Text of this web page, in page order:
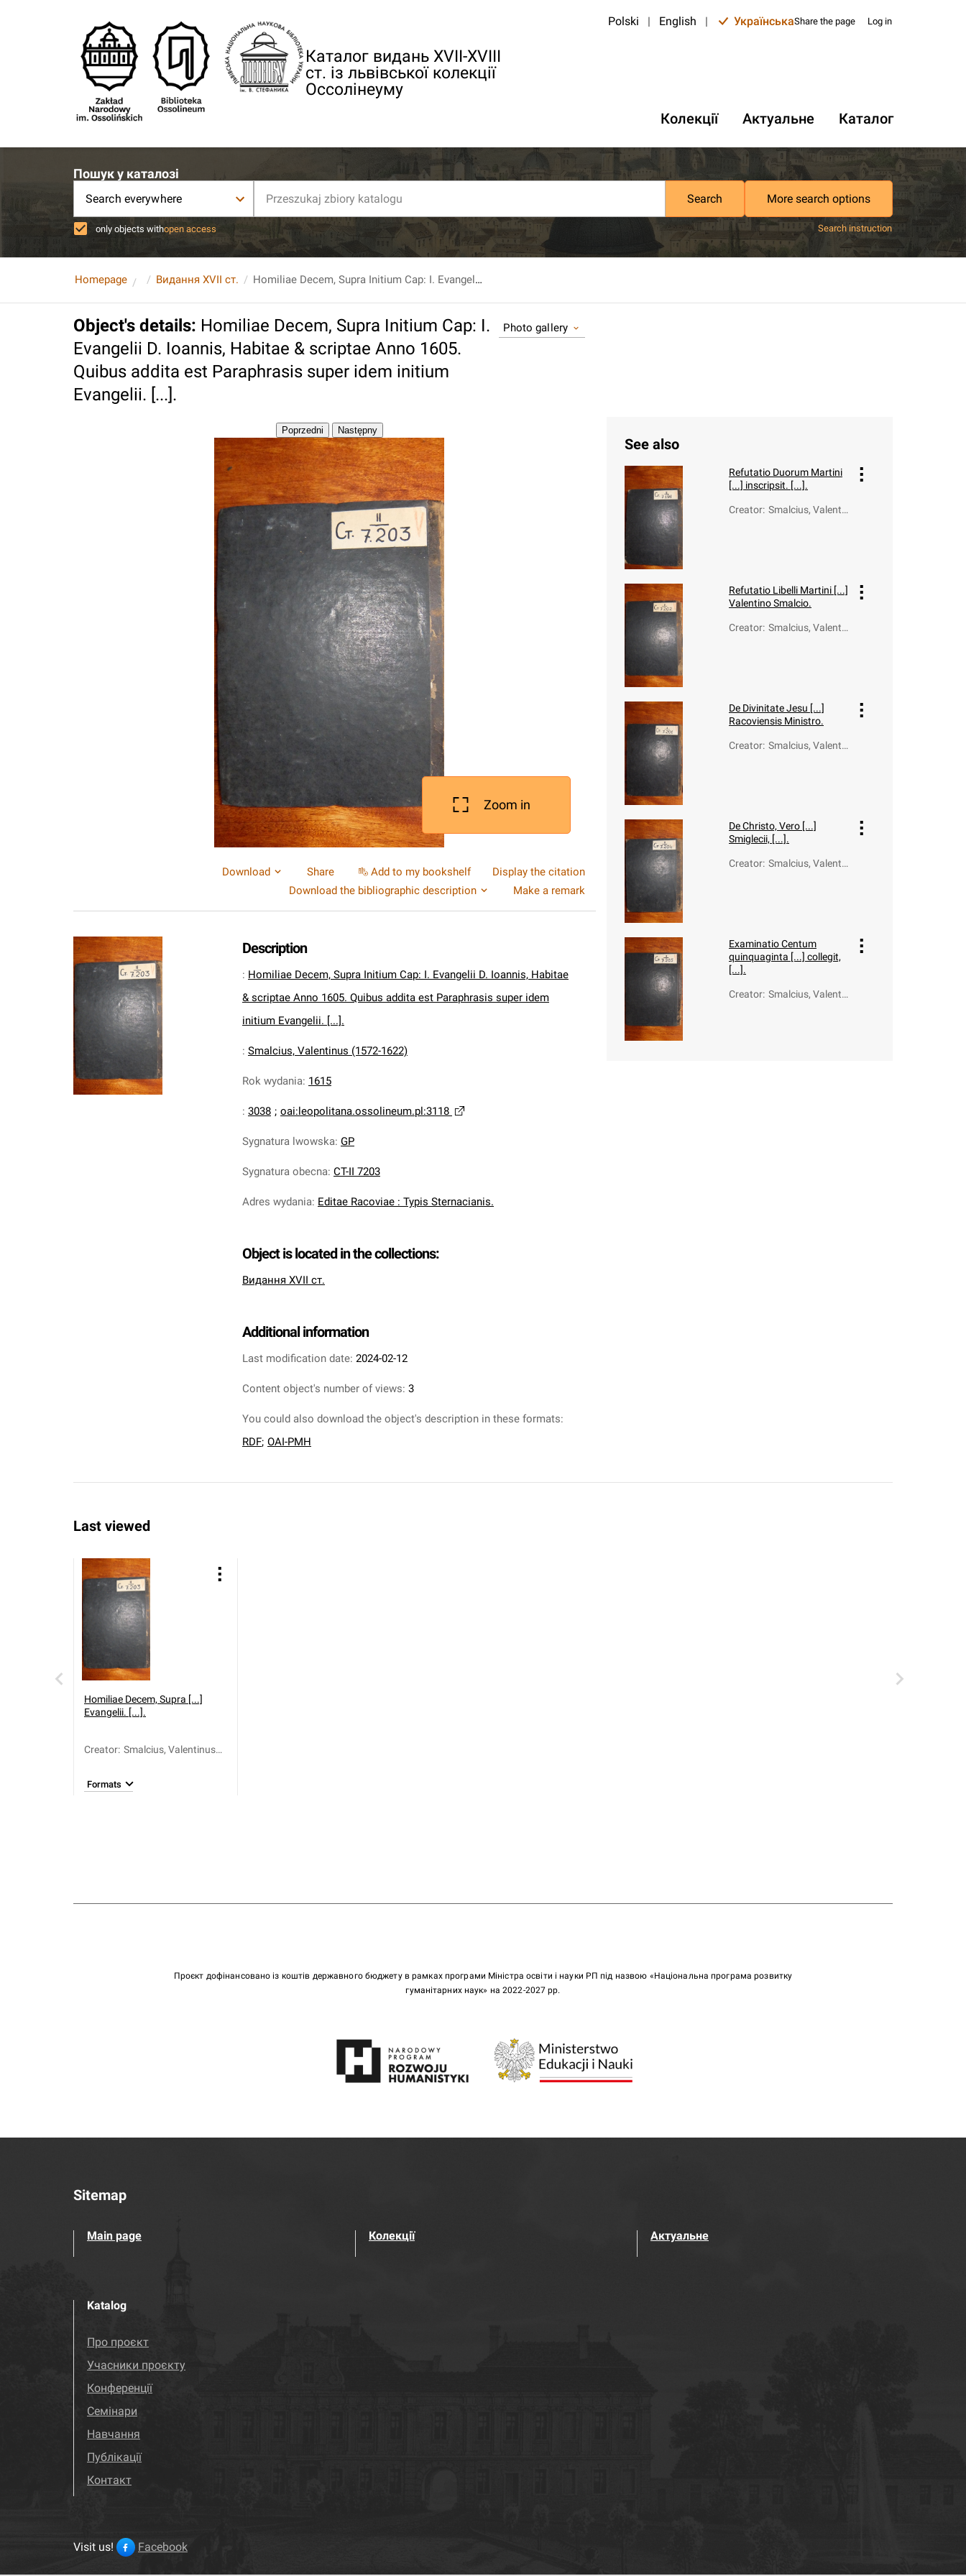
Каталог видань XVII-XVIII
ст. із львівської колекції
Оссолінеуму
Polski | English | УкраїнськаShare the page Log in
Колекції Актуальне Каталог
Пошук у каталозі
Search everywhere Search More search options
only objects withopen access Search instruction
Homepage Видання XVII ст. Homiliae Decem, Supra Initium Cap: I. Evangelii D. Ioannis, Habitae & scriptae Anno 1605. Quibus addita est Paraphrasis super idem initium Evangelii. [...].
Object's details: Homiliae Decem, Supra Initium Cap: I.
Evangelii D. Ioannis, Habitae & scriptae Anno 1605.
Quibus addita est Paraphrasis super idem initium
Evangelii. [...].
Photo gallery
Zoom in
Download Share Add to my bookshelf
Display the citation
Download the bibliographic description
Make a remark
Description
: Homiliae Decem, Supra Initium Cap: I. Evangelii D. Ioannis, Habitae
& scriptae Anno 1605. Quibus addita est Paraphrasis super idem
initium Evangelii. [...].
: Smalcius, Valentinus (1572-1622)
Rok wydania: 1615
: 3038 ; oai:leopolitana.ossolineum.pl:3118
Sygnatura lwowska: GP
Sygnatura obecna: CT-II 7203
Adres wydania: Editae Racoviae : Typis Sternacianis.
Object is located in the collections:
Видання XVII ст.
Additional information
Last modification date: 2024-02-12
Content object's number of views: 3
You could also download the object's description in these formats:
RDF; OAI-PMH
See also
Refutatio Duorum Martini
[...] inscripsit. [...].
Creator: Smalcius, Valentin
Refutatio Libelli Martini [...]
Valentino Smalcio.
Creator: Smalcius, Valentin
De Divinitate Jesu [...]
Racoviensis Ministro.
Creator: Smalcius, Valentin
De Christo, Vero [...]
Smiglecii, [...].
Creator: Smalcius, Valentin
Examinatio Centum
quinquaginta [...] collegit,
[...].
Creator: Smalcius, Valentin
Last viewed
Homiliae Decem, Supra [...]
Evangelii. [...].
Creator: Smalcius, Valentinus
Formats
Проєкт дофінансовано із коштів державного бюджету в рамках програми Міністра освіти і науки РП під назвою «Національна програма розвитку
гуманітарних наук» на 2022-2027 рр.
Sitemap
Main page Колекції Актуальне
Katalog
Про проєкт
Учасники проєкту
Конференції
Семінари
Навчання
Публікації
Контакт
Visit us! Facebook